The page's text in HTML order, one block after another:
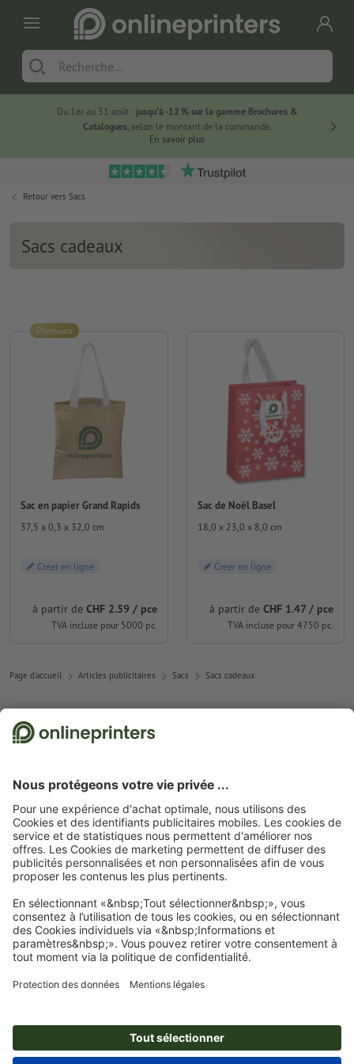
Du 1er au 31 août : jusqu’à -12 % sur la gamme Brochures &
Catalogues, selon le montant de la commande.
En savoir plus
Retour vers Sacs
Sacs cadeaux
Sac en papier Grand Rapids
37,5 x 0,3 x 32,0 cm
Créer en ligne
à partir de CHF 2.59 / pce
TVA incluse pour 5000 pc.
Premium
Sac de Noël Basel
18,0 x 23,0 x 8,0 cm
Créer en ligne
à partir de CHF 1.47 / pce
TVA incluse pour 4750 pc.
Page d'accueil Articles publicitaires Sacs Sacs cadeaux
À propos de nous
L'entreprise
Presse
Emplois & carrière
Protection de l'environnement
Service
Expédition
Réclamation
Tutoriels Photoshop
Tutoriels InDesign
Polices & Fonts gratuits
Modes de paiement
Virement
Abonnez-vous à notre newsletter et profitez d'une remise de
15 %